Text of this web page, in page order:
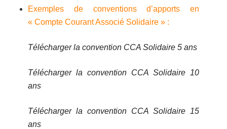
Exemples de conventions d’apports en
« Compte Courant Associé Solidaire » :
Télécharger la convention CCA Solidaire 5 ans
Télécharger la convention CCA Solidaire 10
ans
Télécharger la convention CCA Solidaire 15
ans